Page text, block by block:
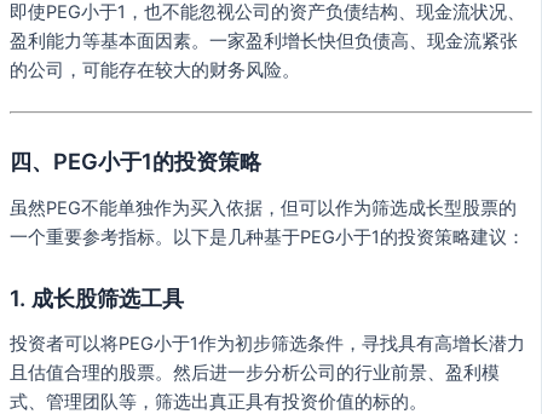
即使PEG小于1，也不能忽视公司的资产负债结构、现金流状况、
盈利能力等基本面因素。一家盈利增长快但负债高、现金流紧张
的公司，可能存在较大的财务风险。
四、PEG小于1的投资策略
虽然PEG不能单独作为买入依据，但可以作为筛选成长型股票的
一个重要参考指标。以下是几种基于PEG小于1的投资策略建议：
1. 成长股筛选工具
投资者可以将PEG小于1作为初步筛选条件，寻找具有高增长潜力
且估值合理的股票。然后进一步分析公司的行业前景、盈利模
式、管理团队等，筛选出真正具有投资价值的标的。